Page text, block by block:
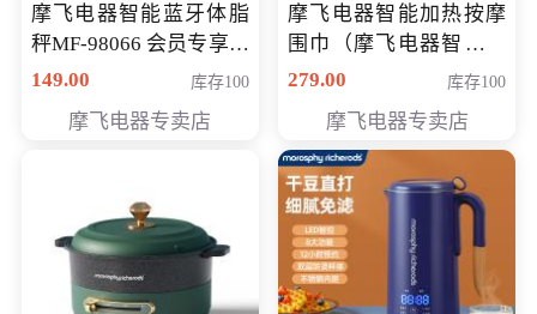
摩飞电器智能蓝牙体脂
秤MF-98066 会员专享价
98元
149.00 库存100
摩飞电器专卖店
摩飞电器智能加热按摩
围巾（摩飞电器智能加
热按摩围脖） 会员专享
279.00 库存100
摩飞电器专卖店